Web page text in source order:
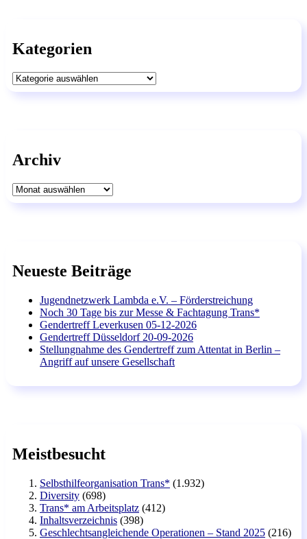
Kategorien
Kategorien
Archiv
Archiv
Neueste Beiträge
Jugendnetzwerk Lambda e.V. – Förderstreichung
Noch 30 Tage bis zur Messe & Fachtagung Trans*
Gendertreff Leverkusen 05-12-2026
Gendertreff Düsseldorf 20-09-2026
Stellungnahme des Gendertreff zum Attentat in Berlin –
Angriff auf unsere Gesellschaft
Meistbesucht
Selbsthilfeorganisation Trans* (1.932)
Diversity (698)
Trans* am Arbeitsplatz (412)
Inhaltsverzeichnis (398)
Geschlechtsangleichende Operationen – Stand 2025 (216)